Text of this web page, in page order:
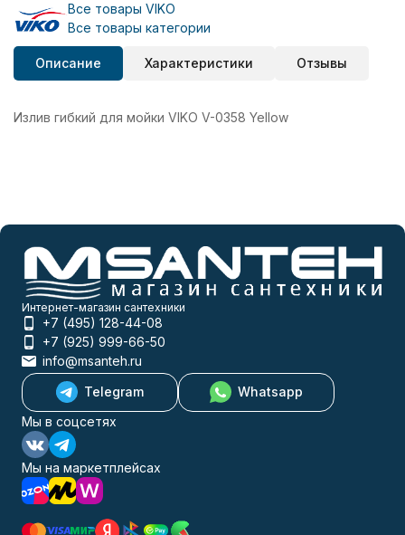
Все товары VIKO
Все товары категории
Описание Характеристики Отзывы
Излив гибкий для мойки VIKO V-0358 Yellow
Интернет-магазин сантехники
+7 (495) 128-44-08
+7 (925) 999-66-50
info@msanteh.ru
Telegram
Whatsapp
Мы в соцсетях
Мы на маркетплейсах